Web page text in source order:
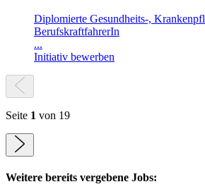
Diplomierte Gesundheits-,
BerufskraftfahrerIn
...
Initiativ bewerben
Seite 1 von 19
Weitere bereits vergebene Jobs: